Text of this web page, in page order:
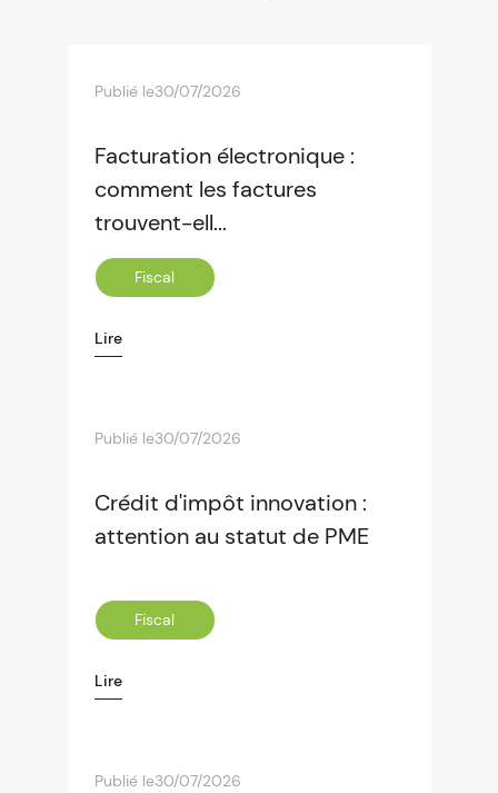
Publié le30/07/2026
Facturation électronique :
comment les factures
trouvent-ell...
Fiscal
Lire
Publié le30/07/2026
Crédit d'impôt innovation :
attention au statut de PME
Fiscal
Lire
Publié le30/07/2026